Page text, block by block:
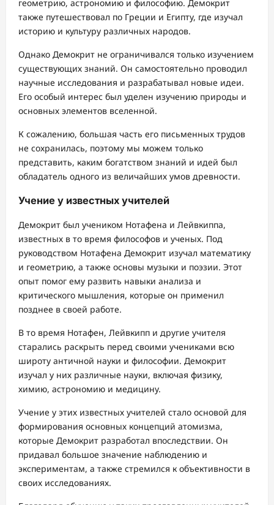
геометрию, астрономию и философию. Демокрит
также путешествовал по Греции и Египту, где изучал
историю и культуру различных народов.
Однако Демокрит не ограничивался только изучением
существующих знаний. Он самостоятельно проводил
научные исследования и разрабатывал новые идеи.
Его особый интерес был уделен изучению природы и
основных элементов вселенной.
К сожалению, большая часть его письменных трудов
не сохранилась, поэтому мы можем только
представить, каким богатством знаний и идей был
обладатель одного из величайших умов древности.
Учение у известных учителей
Демокрит был учеником Нотафена и Лейвкиппа,
известных в то время философов и ученых. Под
руководством Нотафена Демокрит изучал математику
и геометрию, а также основы музыки и поэзии. Этот
опыт помог ему развить навыки анализа и
критического мышления, которые он применил
позднее в своей работе.
В то время Нотафен, Лейвкипп и другие учителя
старались раскрыть перед своими учениками всю
широту античной науки и философии. Демокрит
изучал у них различные науки, включая физику,
химию, астрономию и медицину.
Учение у этих известных учителей стало основой для
формирования основных концепций атомизма,
которые Демокрит разработал впоследствии. Он
придавал большое значение наблюдению и
экспериментам, а также стремился к объективности в
своих исследованиях.